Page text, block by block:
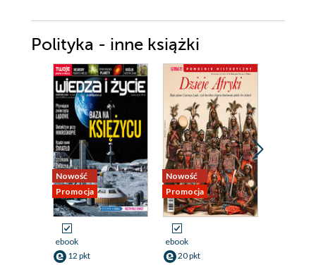
Polityka - inne książki
Nowość
Promocja
ebook
12 pkt
Nowość
Promocja
ebook
20 pkt